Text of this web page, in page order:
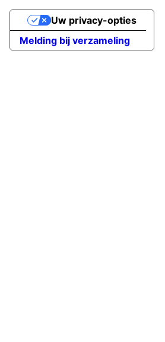
Melding bij verzameling
Uw privacy-opties